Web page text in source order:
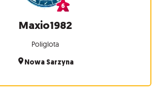
Maxio1982
Poliglota
Nowa Sarzyna